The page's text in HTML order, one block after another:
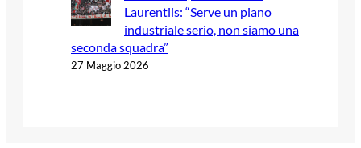
Laurentiis: “Serve un piano
industriale serio, non siamo una
seconda squadra”
27 Maggio 2026